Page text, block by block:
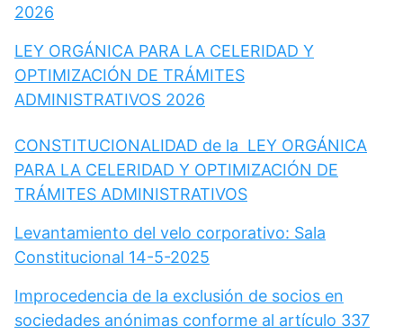
2026
LEY ORGÁNICA PARA LA CELERIDAD Y
OPTIMIZACIÓN DE TRÁMITES
ADMINISTRATIVOS 2026
CONSTITUCIONALIDAD de la LEY ORGÁNICA
PARA LA CELERIDAD Y OPTIMIZACIÓN DE
TRÁMITES ADMINISTRATIVOS
Levantamiento del velo corporativo: Sala
Constitucional 14-5-2025
Improcedencia de la exclusión de socios en
sociedades anónimas conforme al artículo 337